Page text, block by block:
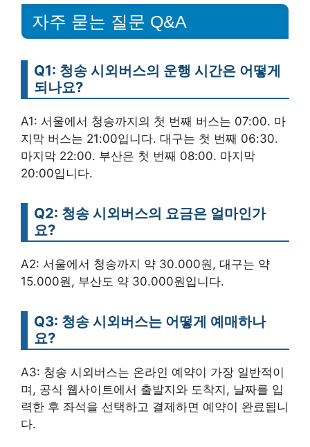
자주 묻는 질문 Q&A
Q1: 청송 시외버스의 운행 시간은 어떻게
되나요?
A1: 서울에서 청송까지의 첫 번째 버스는 07:00. 마
지막 버스는 21:00입니다. 대구는 첫 번째 06:30.
마지막 22:00. 부산은 첫 번째 08:00. 마지막
20:00입니다.
Q2: 청송 시외버스의 요금은 얼마인가
요?
A2: 서울에서 청송까지 약 30.000원, 대구는 약
15.000원, 부산도 약 30.000원입니다.
Q3: 청송 시외버스는 어떻게 예매하나
요?
A3: 청송 시외버스는 온라인 예약이 가장 일반적이
며, 공식 웹사이트에서 출발지와 도착지, 날짜를 입
력한 후 좌석을 선택하고 결제하면 예약이 완료됩니
다.